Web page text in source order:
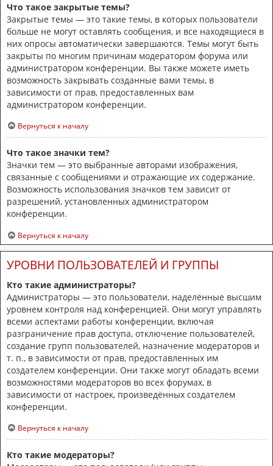
Что такое закрытые темы?
Закрытые темы — это такие темы, в которых пользователи
больше не могут оставлять сообщения, и все находящиеся в
них опросы автоматически завершаются. Темы могут быть
закрыты по многим причинам модератором форума или
администратором конференции. Вы также можете иметь
возможность закрывать созданные вами темы, в
зависимости от прав, предоставленных вам
администратором конференции.
Вернуться к началу
Что такое значки тем?
Значки тем — это выбранные авторами изображения,
связанные с сообщениями и отражающие их содержание.
Возможность использования значков тем зависит от
разрешений, установленных администратором
конференции.
Вернуться к началу
УРОВНИ ПОЛЬЗОВАТЕЛЕЙ И ГРУППЫ
Кто такие администраторы?
Администраторы — это пользователи, наделённые высшим
уровнем контроля над конференцией. Они могут управлять
всеми аспектами работы конференции, включая
разграничение прав доступа, отключение пользователей,
создание групп пользователей, назначение модераторов и
т. п., в зависимости от прав, предоставленных им
создателем конференции. Они также могут обладать всеми
возможностями модераторов во всех форумах, в
зависимости от настроек, произведённых создателем
конференции.
Вернуться к началу
Кто такие модераторы?